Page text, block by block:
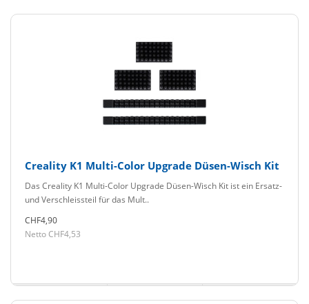
Creality K1 Multi-Color Upgrade Düsen-Wisch Kit
Das Creality K1 Multi-Color Upgrade Düsen-Wisch Kit ist ein Ersatz-
und Verschleissteil für das Mult..
CHF4,90
Netto CHF4,53